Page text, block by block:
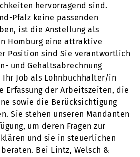
hervorragend sind.
Pfalz keine passenden
ist die Anstellung als
Homburg eine attraktive
Position sind Sie verantwortlich
und Gehaltsabrechnung
Ihr Job als Lohnbuchhalter/in
Erfassung der Arbeitszeiten, die
sowie die Berücksichtigung
Sie stehen unseren Mandanten
um deren Fragen zur
und sie in steuerlichen
Bei Lintz, Welsch &